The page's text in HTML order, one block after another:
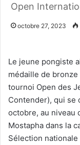
Open
octobre 27, 2023
Le jeune pongiste
médaille de
tournoi Open des
Contender), qui se
octobre, au niveau
Mostapha dans la
Sélection